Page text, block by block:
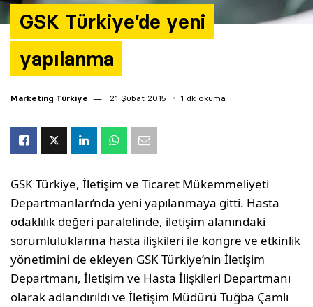
GSK Türkiye’de yeni
yapılanma
Marketing Türkiye 21 Şubat 2015 1 dk okuma
GSK Türkiye, İletişim ve Ticaret Mükemmeliyeti
Departmanları’nda yeni yapılanmaya gitti. Hasta
odaklılık değeri paralelinde, iletişim alanındaki
sorumluluklarına hasta ilişkileri ile kongre ve etkinlik
yönetimini de ekleyen GSK Türkiye’nin İletişim
Departmanı, İletişim ve Hasta İlişkileri Departmanı
olarak adlandırıldı ve İletişim Müdürü Tuğba Çamlı